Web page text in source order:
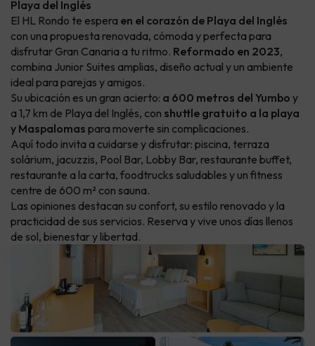
Playa del Inglés
El HL Rondo te espera en el corazón de Playa del Inglés
con una propuesta renovada, cómoda y perfecta para
disfrutar Gran Canaria a tu ritmo. Reformado en 2023,
combina Junior Suites amplias, diseño actual y un ambiente
ideal para parejas y amigos.
Su ubicación es un gran acierto: a 600 metros del Yumbo y
a 1,7 km de Playa del Inglés, con shuttle gratuito a la playa
y Maspalomas para moverte sin complicaciones.
Aquí todo invita a cuidarse y disfrutar: piscina, terraza
solárium, jacuzzis, Pool Bar, Lobby Bar, restaurante buffet,
restaurante a la carta, foodtrucks saludables y un fitness
centre de 600 m² con sauna.
Las opiniones destacan su confort, su estilo renovado y la
practicidad de sus servicios. Reserva y vive unos días llenos
de sol, bienestar y libertad.